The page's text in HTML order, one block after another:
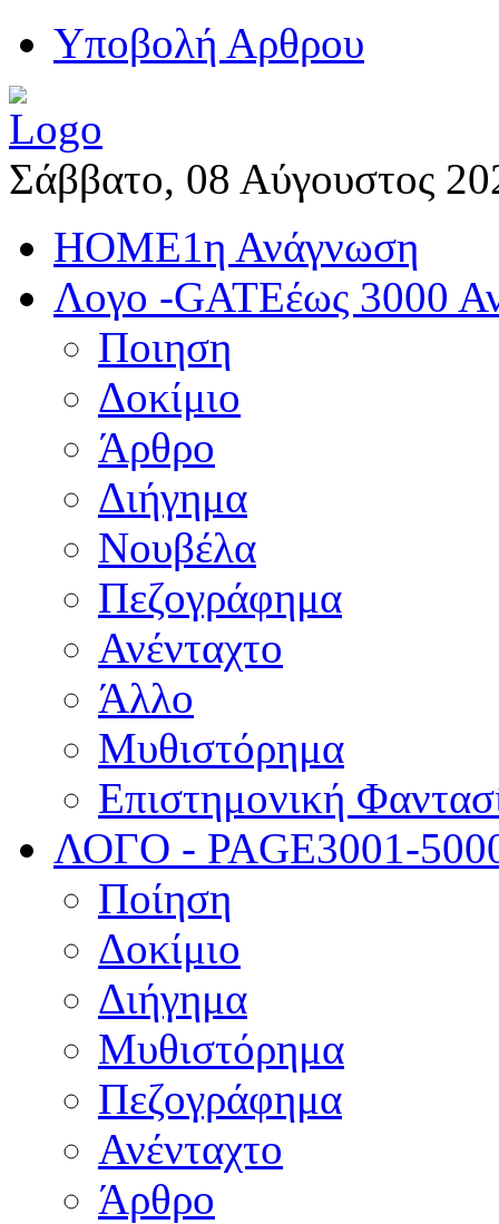
Yποβολή Αρθρου
Σάββατο, 08 Αύγουστος
HOME1η Ανάγνωση
Λογο -GATEέως 3000
Ποιηση
Δοκίμιο
Άρθρο
Διήγημα
Νουβέλα
Πεζογράφημα
Ανένταχτο
Άλλο
Μυθιστόρημα
Επιστημονική
ΛΟΓΟ - PAGE3001-
Ποίηση
Δοκίμιο
Διήγημα
Μυθιστόρημα
Πεζογράφημα
Ανένταχτο
Άρθρο